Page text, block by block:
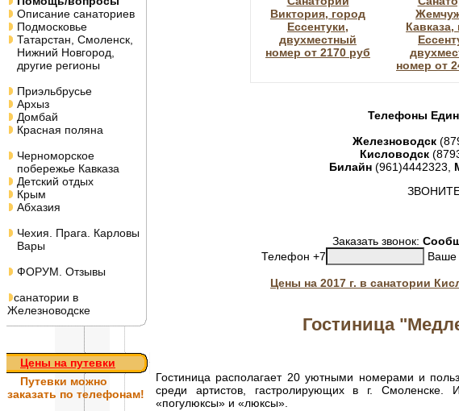
Описание санаториев
Подмосковье
Татарстан, Смоленск,
Нижний Новгород,
другие регионы
Приэльбрусье
Архыз
Домбай
Красная поляна
Черноморское
побережье Кавказа
Детский отдых
Крым
Абхазия
Чехия. Прага. Карловы
Вары
ФОРУМ. Отзывы
санатории в
Железноводске
Цены на путевки
Путевки можно
заказать по телефонам!
Виктория, город
Ессентуки,
двухместный
номер от 2170 руб
Кавказа,
номер от
Телефоны
Железноводск
Кисловодск
Билайн (961)4442323,
Заказать звонок:
Телефон +7
Цены на 2017 г. в санатории
Гостиница
Гостиница располагает 20 уютными номерами и
среди артистов, гастролирующих в г. Смоленске.
«погулюксы» и «люксы».